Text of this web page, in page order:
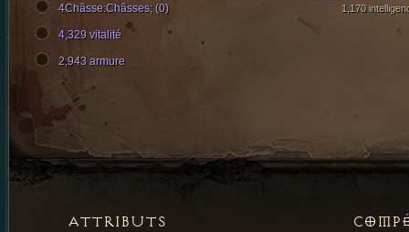
1,170
4Châsse:Châsses; (0)
4,329 vitalité
2,943 armure
ATTRIBUTS